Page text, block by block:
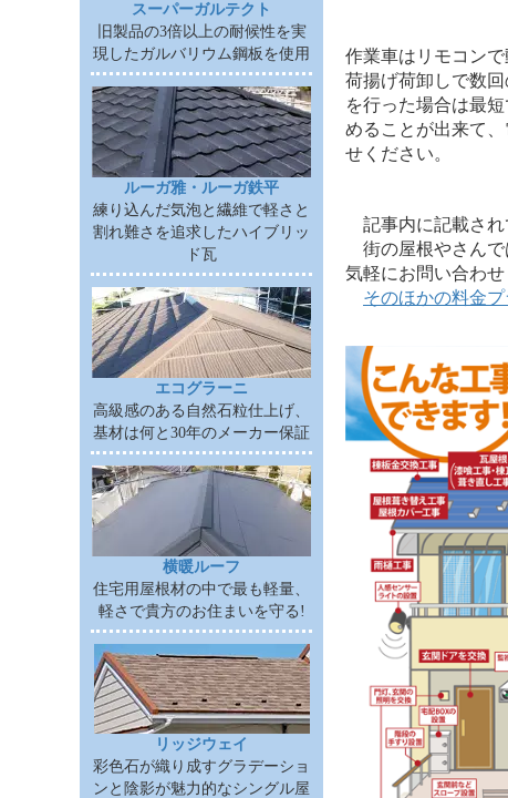
スーパーガルテクト
旧製品の3倍以上の耐候性を実
現したガルバリウム鋼板を使用
ルーガ雅・ルーガ鉄平
練り込んだ気泡と繊維で軽さと
割れ難さを追求したハイブリッ
ド瓦
エコグラーニ
高級感のある自然石粒仕上げ、
基材は何と30年のメーカー保証
横暖ルーフ
住宅用屋根材の中で最も軽量、
軽さで貴方のお住まいを守る!
リッジウェイ
彩色石が織り成すグラデーショ
ンと陰影が魅力的なシングル屋
作業車はリモコン
荷揚げ荷卸しで数
を行った場合は最
めることが出来て
せください。
記事内に記載され
街の屋根やさんで
気軽にお問い合わせ
そのほかの料金